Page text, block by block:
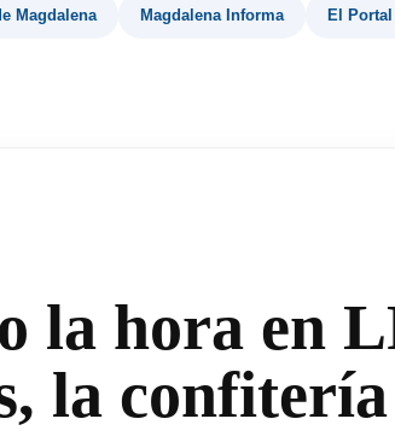
Magdalena Magdalena Informa El Portal
la hora en
la